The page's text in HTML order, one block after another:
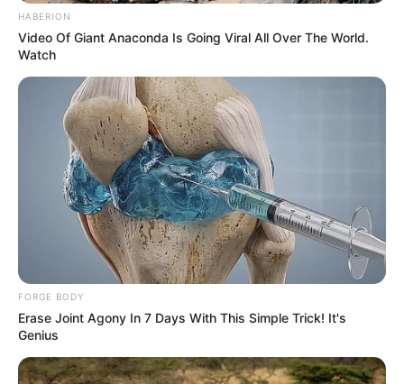
HABERION
Video Of Giant Anaconda Is Going Viral All Over The World.
Watch
FORGE BODY
Erase Joint Agony In 7 Days With This Simple Trick! It's
Genius